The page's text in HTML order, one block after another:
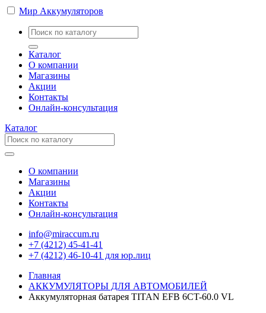
Мир Аккумуляторов
Каталог
О компании
Магазины
Акции
Контакты
Онлайн-консультация
Каталог
О компании
Магазины
Акции
Контакты
Онлайн-консультация
info@miraccum.ru
+7 (4212) 45-41-41
+7 (4212) 46-10-41 для юр.лиц
Главная
АККУМУЛЯТОРЫ ДЛЯ АВТОМОБИЛЕЙ
Аккумуляторная батарея TITAN EFB 6CT-60.0 VL